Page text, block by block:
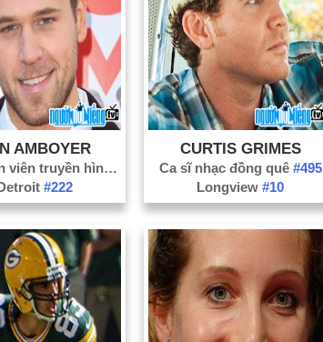
AMBOYER
Nam diễn viên truyền hình#3451
#222
CURTIS GRIMES
Ca sĩ nhạc đồng quê #495
Longview#10